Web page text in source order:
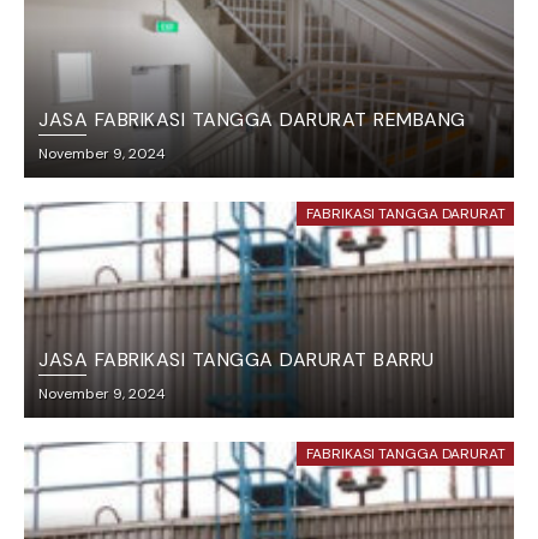
JASA FABRIKASI TANGGA DARURAT REMBANG
November 9, 2024
FABRIKASI TANGGA DARURAT
JASA FABRIKASI TANGGA DARURAT BARRU
November 9, 2024
FABRIKASI TANGGA DARURAT